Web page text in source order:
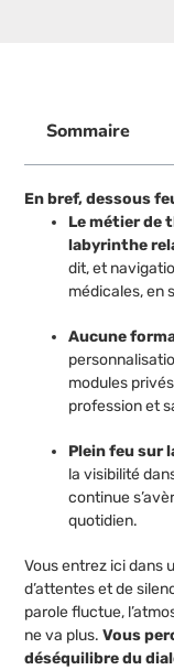
Sommaire
En bref, dessous
Le métier de
labyrinthe
dit, et
médicales, en
Aucune
modules
profession et
Plein feu sur
la visibilité
continue
quotidien.
Vous entrez ici dans
d’attentes et de
parole fluctue,
ne va plus.Vous
déséquilibre du